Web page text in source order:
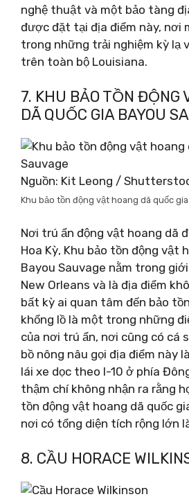
nghệ thuật và một bảo tàng
được đặt tại địa điểm này, nơi
trong những trải nghiệm kỳ lạ
trên toàn bộ Louisiana.
7. KHU BẢO TỒN ĐỘNG
DÃ QUỐC GIA BAYOU
Nguồn: Kit Leong /
Khu bảo tồn động vật hoang dã quốc
Nơi trú ẩn động vật hoang dã
Hoa Kỳ, Khu bảo tồn động vật
Bayou Sauvage nằm trong
New Orleans và là địa điểm
bất kỳ ai quan tâm đến bảo
khổng lồ là một trong những
của nơi trú ẩn, nơi cũng có cá
bồ nông nâu gọi địa điểm này
lái xe dọc theo I-10 ở phía
thậm chí không nhận ra rằng
tồn động vật hoang dã quốc
nơi có tổng diện tích rộng lớn
8. CẦU HORACE